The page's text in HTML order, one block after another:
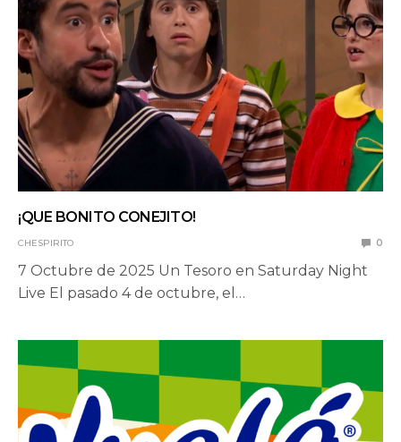
¡QUE BONITO CONEJITO!
CHESPIRITO 0
7 Octubre de 2025 Un Tesoro en Saturday Night
Live El pasado 4 de octubre, el…